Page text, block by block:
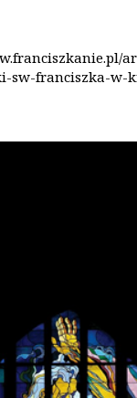
sw-franciszka-w-